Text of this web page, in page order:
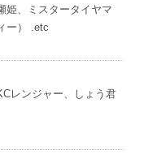
姫、ミスタータイヤマ
ー） .etc
レンジャー、しょう君